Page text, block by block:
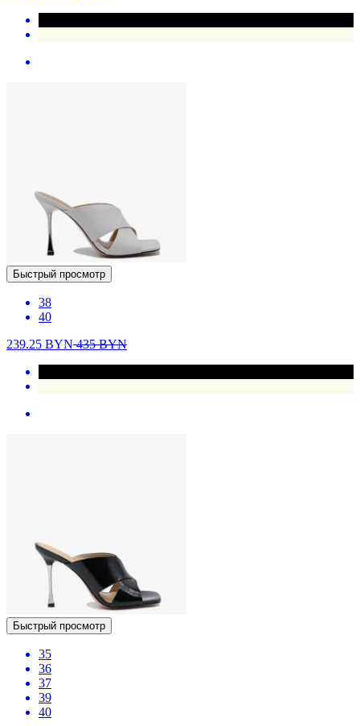
Быстрый просмотр
38
40
239.25 BYN435BYN
Быстрый просмотр
35
36
37
39
40